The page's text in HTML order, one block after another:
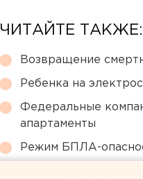
ЧИТАЙТЕ ТАКЖЕ:
Возвращение
Ребенка на
Федеральные
апартаменты
Режим БПЛА-